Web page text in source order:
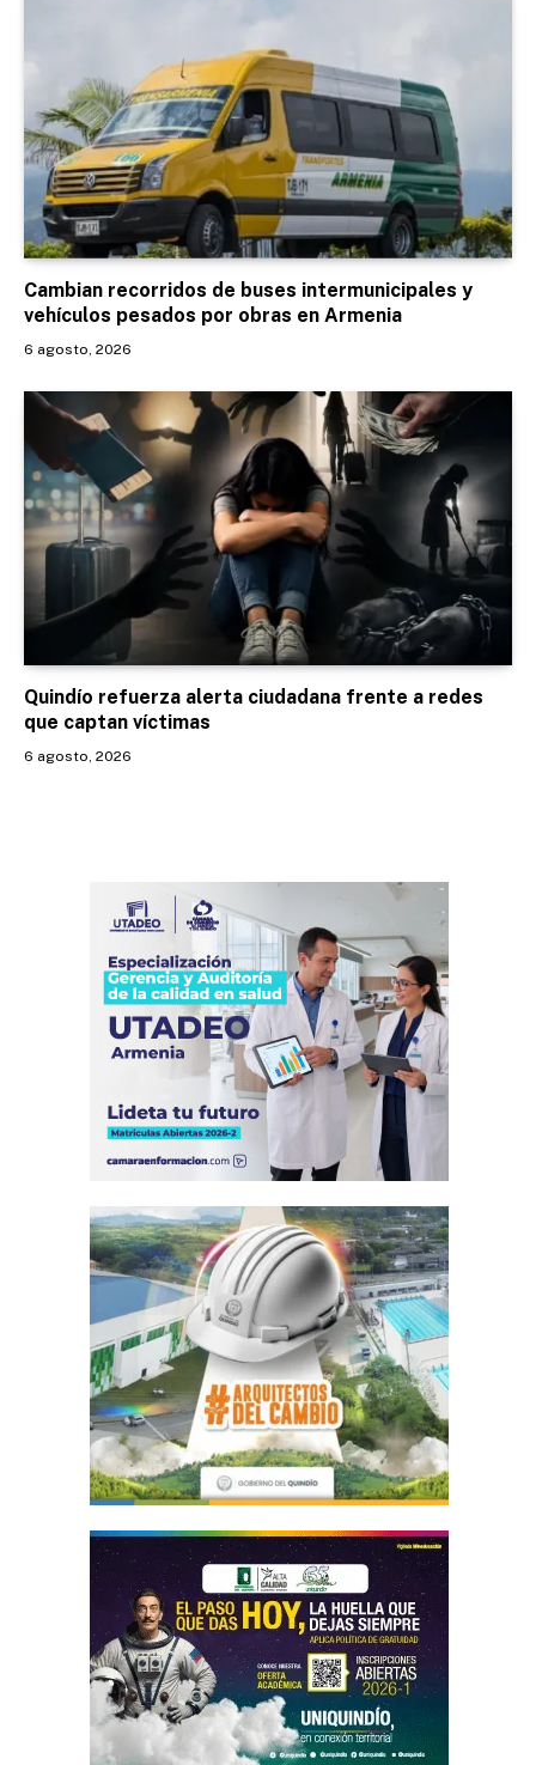
Cambian recorridos de buses intermunicipales y
vehículos pesados por obras en Armenia
6 agosto, 2026
Quindío refuerza alerta ciudadana frente a redes
que captan víctimas
6 agosto, 2026